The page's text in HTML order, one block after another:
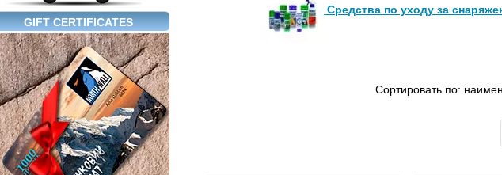
GIFT CERTIFICATES
Средства по уходу за
Сортировать по: